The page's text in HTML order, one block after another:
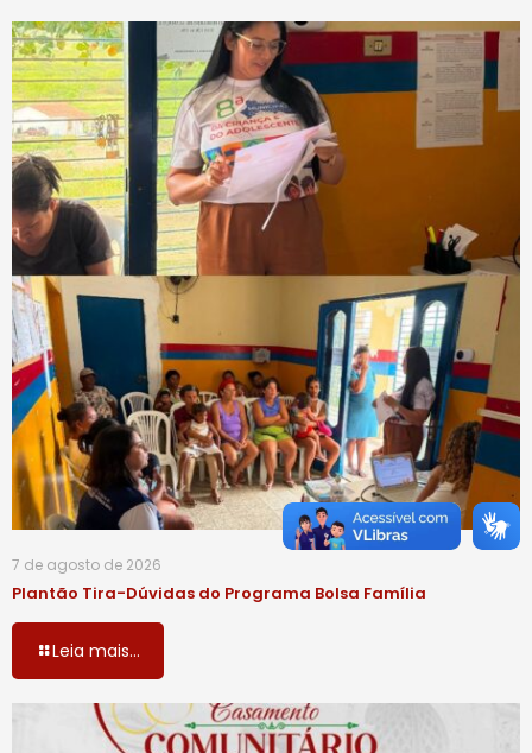
7 de agosto de 2026
Plantão Tira-Dúvidas do Programa Bolsa Família
Leia mais...